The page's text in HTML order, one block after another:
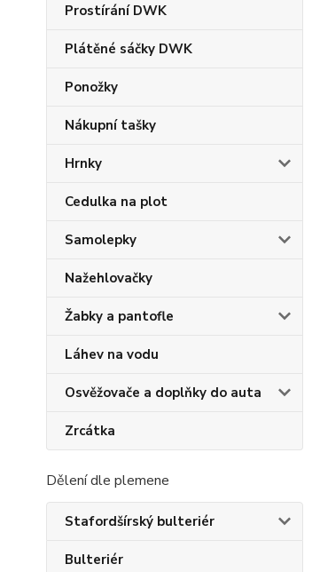
Prostírání DWK
Plátěné sáčky DWK
Ponožky
Nákupní tašky
Hrnky
Cedulka na plot
Samolepky
Nažehlovačky
Žabky a pantofle
Láhev na vodu
Osvěžovače a doplňky do auta
Zrcátka
Dělení dle plemene
Stafordšírský bulteriér
Bulteriér